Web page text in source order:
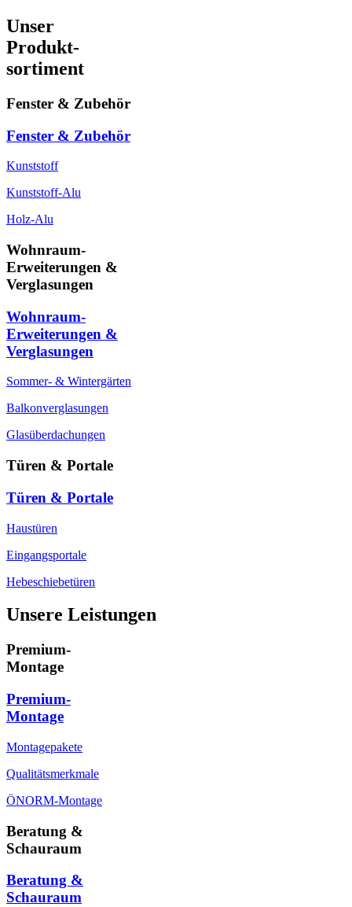
Unser
Produkt-
sortiment
Fenster & Zubehör
Fenster & Zubehör
Kunststoff
Kunststoff-Alu
Holz-Alu
Wohnraum-
Erweiterungen &
Verglasungen
Wohnraum-
Erweiterungen &
Verglasungen
Sommer- & Wintergärten
Balkonverglasungen
Glasüberdachungen
Türen & Portale
Türen & Portale
Haustüren
Eingangsportale
Hebeschiebetüren
Unsere Leistungen
Premium-
Montage
Premium-
Montage
Montagepakete
Qualitätsmerkmale
ÖNORM-Montage
Beratung &
Schauraum
Beratung &
Schauraum